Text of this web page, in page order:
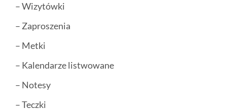
– Wizytówki
– Zaproszenia
– Metki
– Kalendarze listwowane
– Notesy
– Teczki